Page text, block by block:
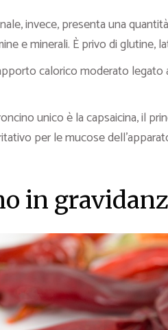
invece, presenta una
e minerali. È privo di glutine,
calorico moderato
unico è la capsaicina, il
per le mucose
in